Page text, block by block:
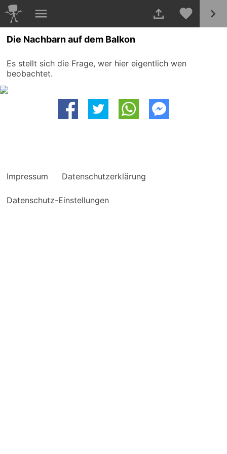
Die Nachbarn auf dem Balkon
Es stellt sich die Frage, wer hier eigentlich wen
beobachtet.
Impressum Datenschutzerklärung
Datenschutz-Einstellungen